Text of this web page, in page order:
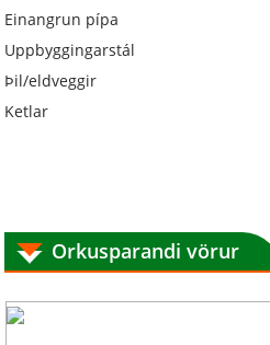
Einangrun pípa
Uppbyggingarstál
Þil/eldveggir
Ketlar
Orkusparandi vörur